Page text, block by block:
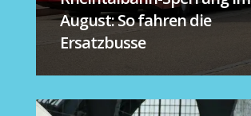
August: So fahren die
Ersatzbusse